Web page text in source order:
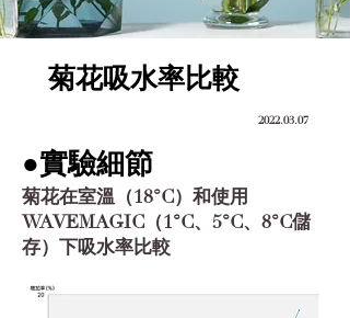
菊花吸水率比較
2022.03.07
●實驗細節
菊花在室溫（18°C）和使用
WAVEMAGIC（1°C、5°C、8°C儲
存）下吸水率比較